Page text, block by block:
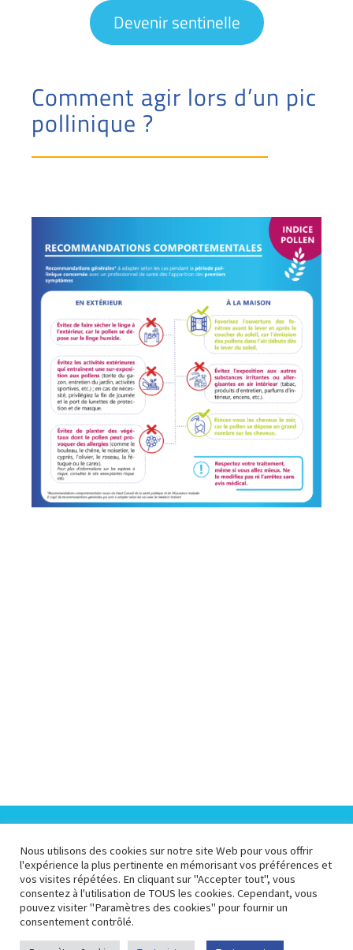
Devenir sentinelle
Comment agir lors d’un pic
pollinique ?
Espace Collectivités Espace Presse
Espace Pédagogique Espace Membre
Nous utilisons des cookies sur notre site Web pour vous offrir
l'expérience la plus pertinente en mémorisant vos préférences et
vos visites répétées. En cliquant sur "Accepter tout", vous
consentez à l'utilisation de TOUS les cookies. Cependant, vous
pouvez visiter "Paramètres des cookies" pour fournir un
consentement contrôlé.